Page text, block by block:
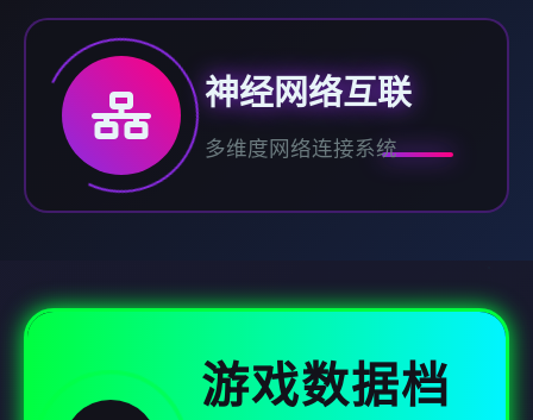
神经网络互联
多维度网络连接系统
游戏数据档